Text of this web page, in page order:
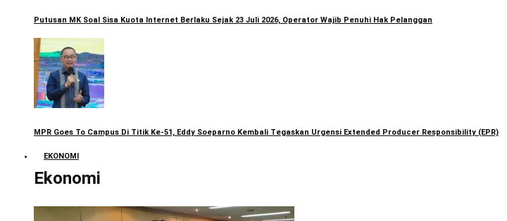
Putusan MK Soal Sisa Kuota Internet Berlaku Sejak 23 Juli 2026, Operator Wajib Penuhi Hak Pelanggan
MPR Goes To Campus Di Titik Ke-51, Eddy Soeparno Kembali Tegaskan Urgensi Extended Producer Responsibility (EPR)
EKONOMI
Ekonomi